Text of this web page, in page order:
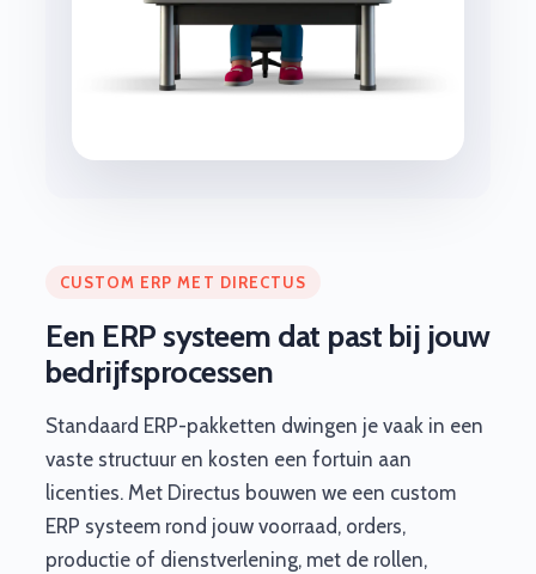
CUSTOM ERP MET DIRECTUS
Een ERP systeem dat past bij jouw
bedrijfsprocessen
Standaard ERP-pakketten dwingen je vaak in een
vaste structuur en kosten een fortuin aan
licenties. Met Directus bouwen we een custom
ERP systeem rond jouw voorraad, orders,
productie of dienstverlening, met de rollen,